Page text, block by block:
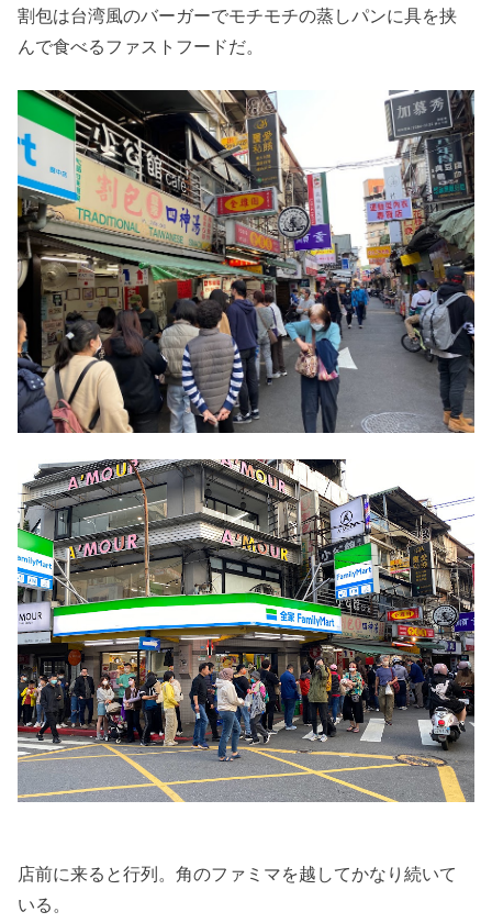
割包は台湾風のバーガーでモチモチの蒸しパンに具を挟
んで食べるファストフードだ。
店前に来ると行列。角のファミマを越してかなり続いて
いる。